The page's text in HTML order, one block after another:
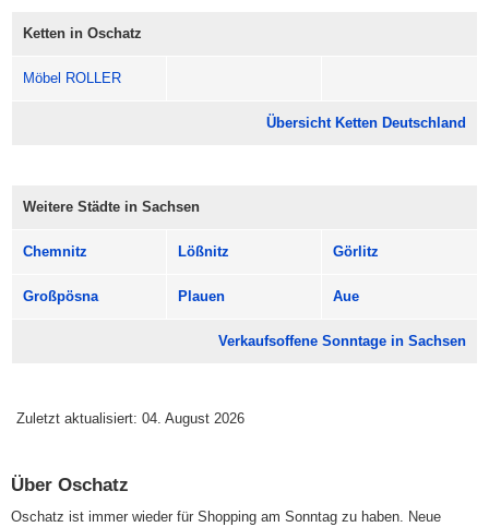
entspannt.
Öffnungszeiten: meist 13:00 bis 18:00 Uhr.
Ketten in Oschatz
Möbel ROLLER
Übersicht Ketten Deutschland
Weitere Städte in Sachsen
Chemnitz Lößnitz Görlitz
Großpösna Plauen Aue
Verkaufsoffene Sonntage in Sachsen
Zuletzt aktualisiert: 04. August 2026
Über Oschatz
Oschatz ist immer wieder für Shopping am Sonntag zu haben. Neue